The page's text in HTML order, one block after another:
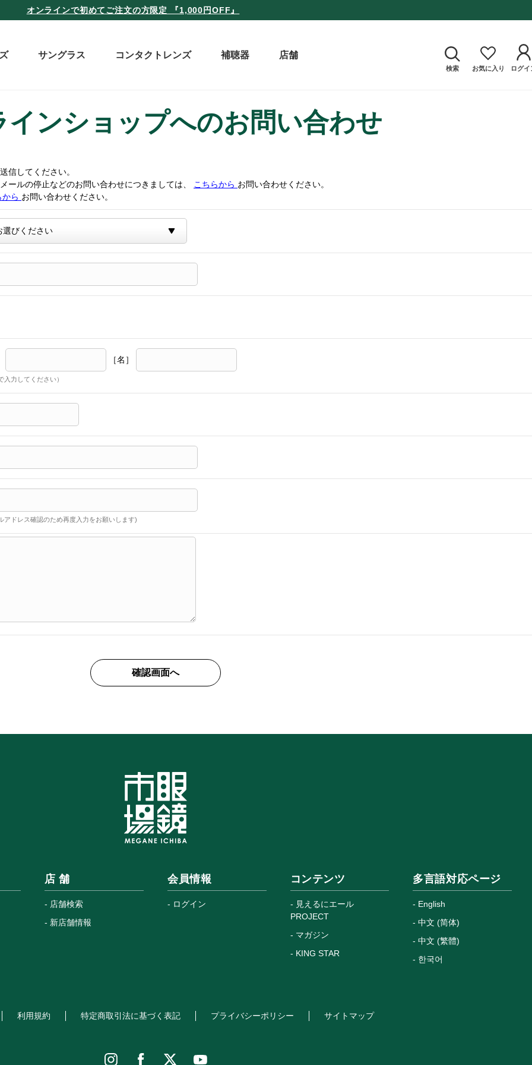
オンラインで初めてご注文の方限定 『1,000円OFF』
サングラス コンタクトレンズ 補聴器 店舗
検索 お気に入り ログイ
インショップへのお問い合わせ
信してください。
ルの停止などのお問い合わせにつきましては、
こちらから お問い合わせください。
ら お問い合わせください。
［名］
入力してください）
アドレス確認のため再度入力をお願いします)
店 舗
店舗検索
新店舗情報
会員情報
ログイン
コンテンツ
見えるにエール
PROJECT
マガジン
KING STAR
多言語対応ページ
English
中文 (简体)
中文 (繁體)
한국어
利用規約 特定商取引法に基づく表記 プライバシーポリシー サイトマップ